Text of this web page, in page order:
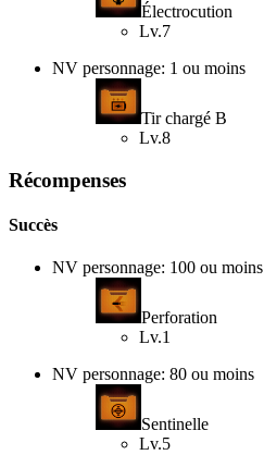
Électrocution
Lv.7
NV personnage: 1 ou moins
Tir chargé B
Lv.8
Récompenses
Succès
NV personnage: 100 ou moins
Perforation
Lv.1
NV personnage: 80 ou moins
Sentinelle
Lv.5